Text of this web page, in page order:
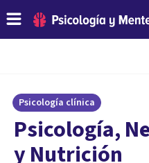
Psicología clínica
Psicología,
y Nutrición